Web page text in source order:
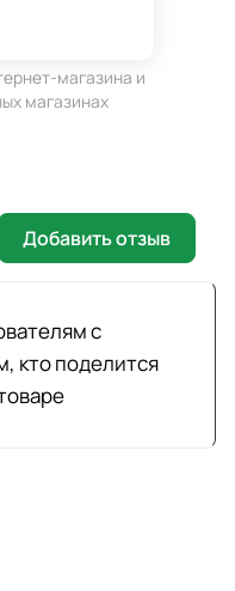
магазина и
магазинах
с
кто поделится
Добавить отзыв